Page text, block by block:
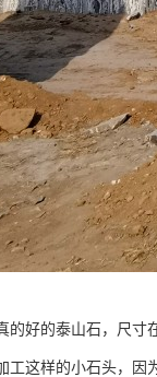
的好的泰山石，尺寸
工这样的小石头，因